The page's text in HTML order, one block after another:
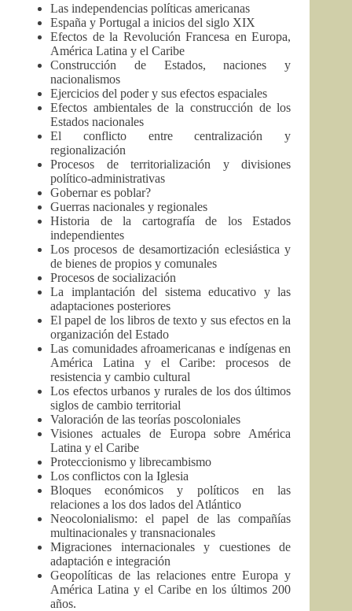
Las independencias políticas americanas
España y Portugal a inicios del siglo XIX
Efectos de la Revolución Francesa en Europa,
América Latina y el Caribe
Construcción de Estados, naciones y
nacionalismos
Ejercicios del poder y sus efectos espaciales
Efectos ambientales de la construcción de los
Estados nacionales
El conflicto entre centralización y
regionalización
Procesos de territorialización y divisiones
político-administrativas
Gobernar es poblar?
Guerras nacionales y regionales
Historia de la cartografía de los Estados
independientes
Los procesos de desamortización eclesiástica y
de bienes de propios y comunales
Procesos de socialización
La implantación del sistema educativo y las
adaptaciones posteriores
El papel de los libros de texto y sus efectos en la
organización del Estado
Las comunidades afroamericanas e indígenas en
América Latina y el Caribe: procesos de
resistencia y cambio cultural
Los efectos urbanos y rurales de los dos últimos
siglos de cambio territorial
Valoración de las teorías poscoloniales
Visiones actuales de Europa sobre América
Latina y el Caribe
Proteccionismo y librecambismo
Los conflictos con la Iglesia
Bloques económicos y políticos en las
relaciones a los dos lados del Atlántico
Neocolonialismo: el papel de las compañías
multinacionales y transnacionales
Migraciones internacionales y cuestiones de
adaptación e integración
Geopolíticas de las relaciones entre Europa y
América Latina y el Caribe en los últimos 200
años.